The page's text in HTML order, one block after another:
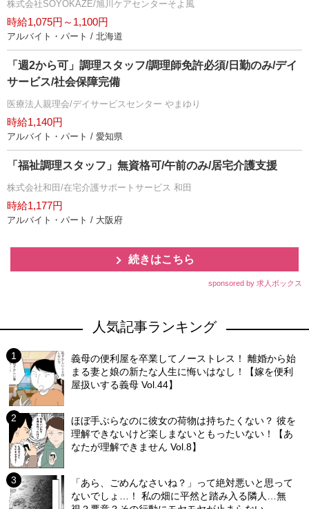
株式会社SOYOKAZE/旭川ケアセンターそよ風
時給1,075円～1,100円
アルバイト・パート / 北海道
「週2から可」調理スタッフ/調理師免許必須/日勤のみ/デイ
サービス/社会保障完備
医療法人親理会/デイサービスセンター やまゆり
時給1,140円
アルバイト・パート / 愛知県
「福祉調理スタッフ」無資格可/午前のみ/居宅介護支援
株式会社和田/在宅介護サポートサービス 和田
時給1,177円
アルバイト・パート / 大阪府
続きはこちら
sponsored by 求人ボックス
人気記事ランキング
義母の便利屋を卒業してノーストレス！ 離婚から始
まる妻と娘の新たな人生に悔いはなし！【嫁を便利
屋扱いする義母 Vol.44】
ほぼ手ぶらなのに彼女の荷物は持ちたくない？ 彼を
理解できないけど楽しまないともったいない！【あ
なたが理解できません Vol.8】
「あら、ごめんなさいね？」って絶対悪いと思って
ないでしょ…！ 私の畑に平然と踏み入る隣人…無